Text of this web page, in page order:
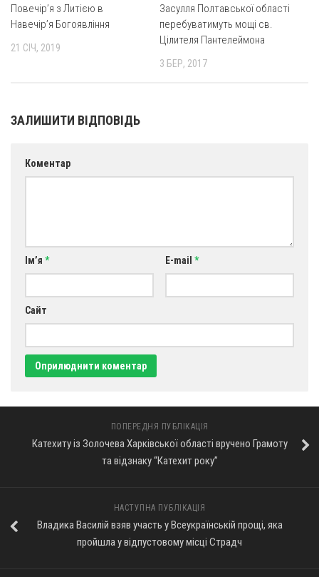
Повечір’я з Литією в
Навечір’я Богоявління
21 СІЧ, 2019
Засулля Полтавської області
перебуватимуть мощі св.
Цілителя Пантелеймона
3 БЕР, 2017
ЗАЛИШИТИ ВІДПОВІДЬ
Коментар
Ім’я * E-mail *
Сайт
ПОПЕРЕДНЯ ПУБЛІКАЦІЯ
Катехиту із Золочева Харківської області вручено Грамоту
та відзнаку “Катехит року”
НАСТУПНА ПУБЛІКАЦІЯ
Владика Василій взяв участь у Всеукраїнській прощі, яка
пройшла у відпустовому місці Страдч